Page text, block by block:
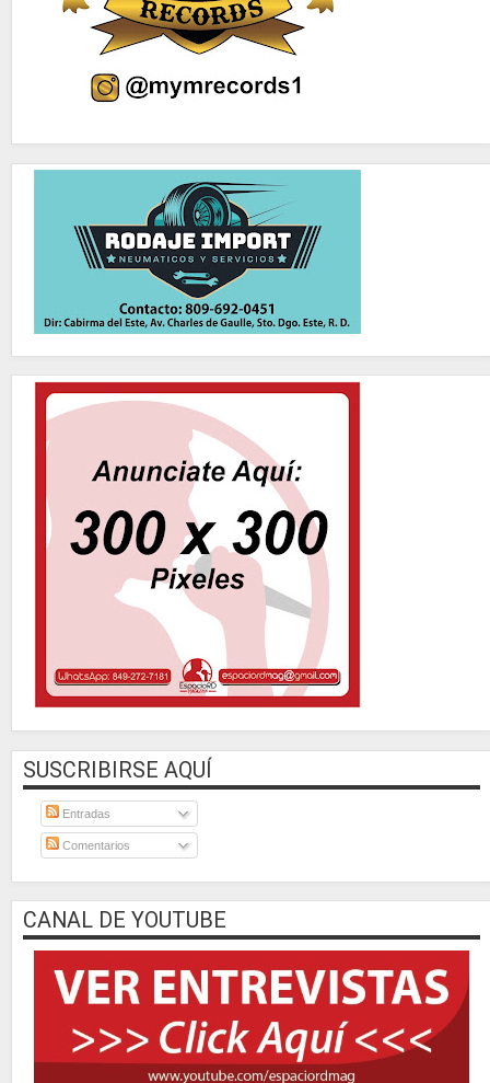
SUSCRIBIRSE AQUÍ
Entradas
Comentarios
CANAL DE YOUTUBE